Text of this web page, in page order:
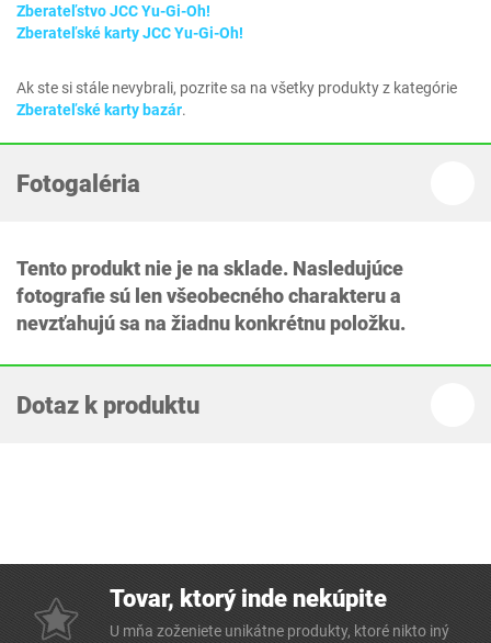
Zberateľstvo JCC Yu-Gi-Oh!
Zberateľské karty JCC Yu-Gi-Oh!
Ak ste si stále nevybrali, pozrite sa na všetky produkty z kategórie
Zberateľské karty bazár.
Fotogaléria
Tento produkt nie je na sklade. Nasledujúce
fotografie sú len všeobecného charakteru a
nevzťahujú sa na žiadnu konkrétnu položku.
Dotaz k produktu
Tovar, ktorý inde nekúpite
U mňa zoženiete unikátne produkty, ktoré nikto iný